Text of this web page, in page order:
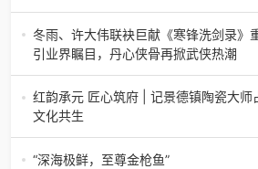
记者观察 | 黄河蒲草编出“世界版图”山
根逆袭”路济南电（记者 瑞夫 王克军 郭
的蒲草，能走多
冬雨、许大伟联袂巨献《寒锋洗剑录》
引业界瞩目，丹心侠骨再掀武侠热潮
【新书首发】冬雨、许大伟联袂巨献《
市！未发先火引业界瞩目，丹心侠骨再
可）近日，备受业界与读者双
红韵承元 匠心筑府 | 记景德镇陶瓷大师
文化共生
（中国晨报头条讯）景德镇的窑火，千
陶瓷瑰宝；元代釉里红的一抹艳红，穿
“深海极鲜，至尊金枪鱼”